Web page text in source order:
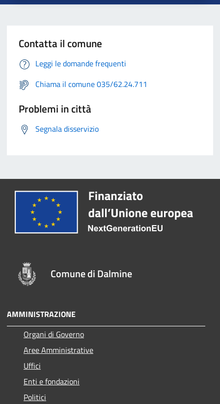
Contatta il comune
Leggi le domande frequenti
Chiama il comune 035/62.24.711
Problemi in città
Segnala disservizio
Comune di Dalmine
AMMINISTRAZIONE
Organi di Governo
Aree Amministrative
Uffici
Enti e fondazioni
Politici